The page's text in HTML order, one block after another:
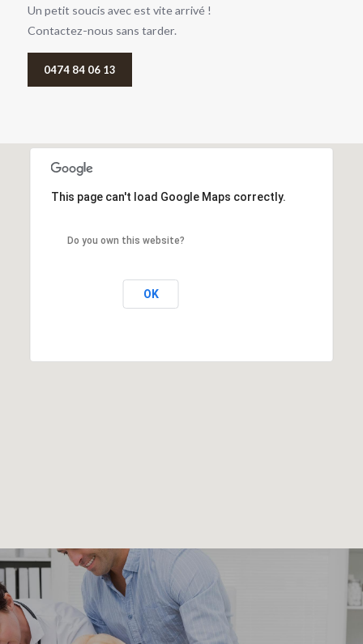
Un petit soucis avec est vite arrivé !
Contactez-nous sans tarder.
0474 84 06 13
This page can't load Google Maps correctly.
Do you own this website?
OK